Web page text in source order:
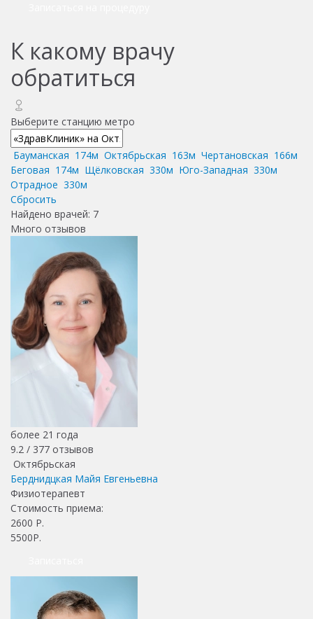
К какому врачу
обратиться
Выберите станцию метро
Бауманская 174м Октябрьская 163м Чертановская 166м
Беговая 174м Щёлковская 330м Юго-Западная 330м
Отрадное 330м
Сбросить
Найдено врачей: 7
Много отзывов
более 21 года
9.2 / 377 отзывов
Октябрьская
Берднидцкая Майя Евгеньевна
Физиотерапевт
Стоимость приема:
2600 Р.
5500Р.